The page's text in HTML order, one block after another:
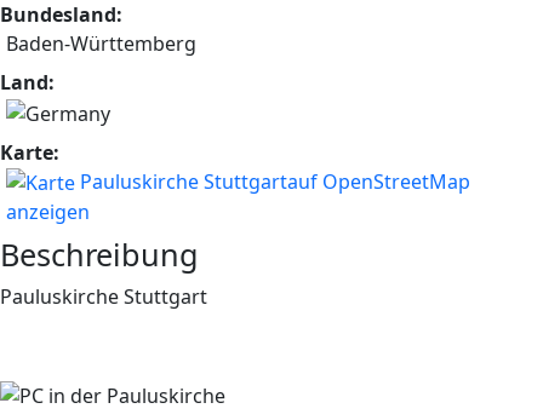
Bundesland:
Baden-Württemberg
Land:
Karte:
Pauluskirche Stuttgartauf OpenStreetMap
anzeigen
Beschreibung
Pauluskirche Stuttgart